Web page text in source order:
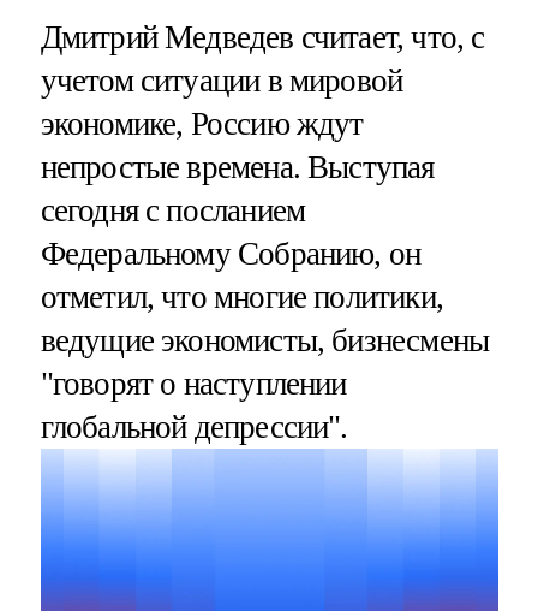
Дмитрий Медведев считает, что, с
учетом ситуации в мировой
экономике, Россию ждут
непростые времена. Выступая
сегодня с посланием
Федеральному Собранию, он
отметил, что многие политики,
ведущие экономисты, бизнесмены
"говорят о наступлении
глобальной депрессии".